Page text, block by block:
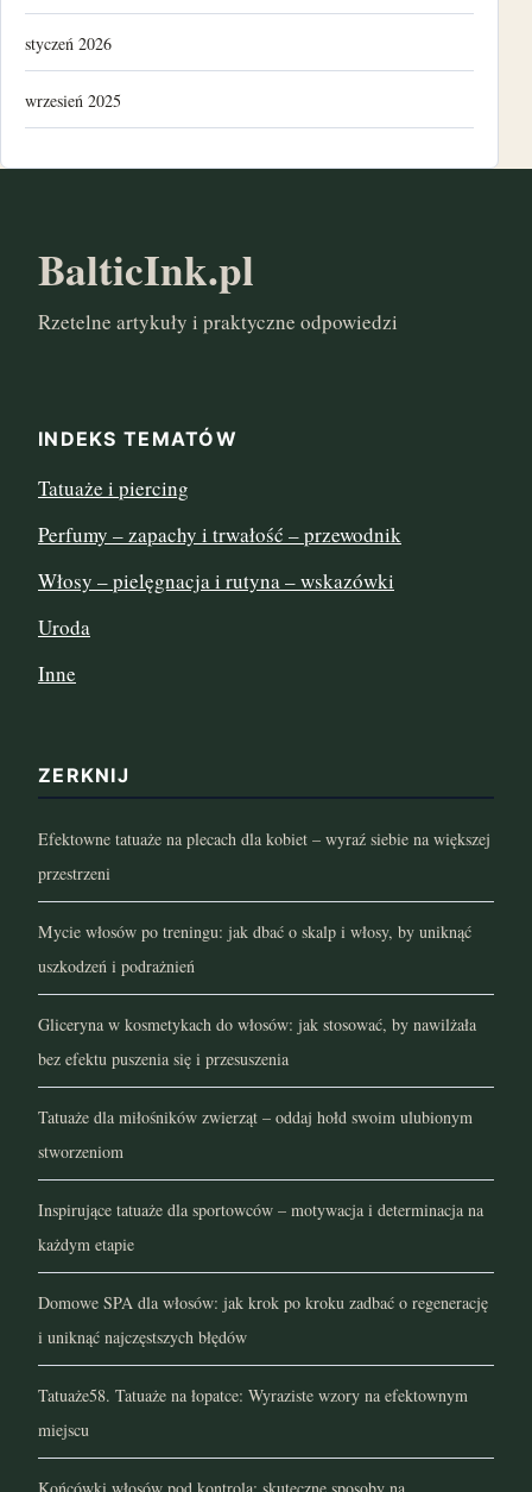
styczeń 2026
wrzesień 2025
październik 2024
marzec 2024
sierpień 2022
lipiec 2022
kwiecień 2022
luty 2022
styczeń 2022
grudzień 2021
listopad 2021
październik 2021
wrzesień 2021
sierpień 2021
lipiec 2021
czerwiec 2021
maj 2021
BalticInk.pl
Rzetelne artykuły i praktyczne odpowiedzi
INDEKS TEMATÓW
Tatuaże i piercing
Perfumy – zapachy i trwałość – przewodnik
Włosy – pielęgnacja i rutyna – wskazówki
Uroda
Inne
ZERKNIJ
Efektowne tatuaże na plecach dla kobiet – wyraź siebie na większej
przestrzeni
Mycie włosów po treningu: jak dbać o skalp i włosy, by uniknąć
uszkodzeń i podrażnień
Gliceryna w kosmetykach do włosów: jak stosować, by nawilżała
bez efektu puszenia się i przesuszenia
Tatuaże dla miłośników zwierząt – oddaj hołd swoim ulubionym
stworzeniom
Inspirujące tatuaże dla sportowców – motywacja i determinacja na
każdym etapie
Domowe SPA dla włosów: jak krok po kroku zadbać o regenerację
i uniknąć najczęstszych błędów
Tatuaże58. Tatuaże na łopatce: Wyraziste wzory na efektownym
miejscu